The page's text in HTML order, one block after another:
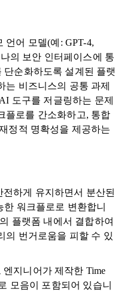
언어 모델(예: GPT-4,
의 보안 인터페이스에 통
순화하도록 설계된 플랫
는 비즈니스의 공통 과제
도구를 저글링하는 문제
플로를 간소화하고, 통합
정적 명확성을 제공하는
전하게 유지하면서 분산된
워크플로로 변환합니
플랫폼 내에서 결합하여
의 번거로움을 피할 수 있
지니어가 제작한 Time
모음이 포함되어 있습니